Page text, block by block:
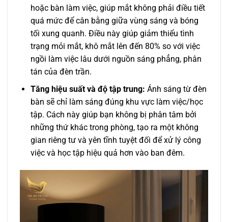
hoặc bàn làm việc, giúp mắt không phải điều tiết
quá mức để cân bằng giữa vùng sáng và bóng
tối xung quanh. Điều này giúp giảm thiểu tình
trạng mỏi mắt, khô mắt lên đến 80% so với việc
ngồi làm việc lâu dưới nguồn sáng phẳng, phân
tán của đèn trần.
Tăng hiệu suất và độ tập trung: Ánh sáng từ đèn
bàn sẽ chỉ làm sáng đúng khu vực làm việc/học
tập. Cách này giúp bạn không bị phân tâm bởi
những thứ khác trong phòng, tạo ra một không
gian riêng tư và yên tĩnh tuyệt đối để xử lý công
việc và học tập hiệu quả hơn vào ban đêm.